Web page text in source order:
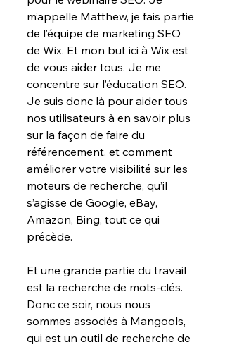
m’appelle Matthew, je fais partie
de l’équipe de marketing SEO
de Wix. Et mon but ici à Wix est
de vous aider tous. Je me
concentre sur l’éducation SEO.
Je suis donc là pour aider tous
nos utilisateurs à en savoir plus
sur la façon de faire du
référencement, et comment
améliorer votre visibilité sur les
moteurs de recherche, qu’il
s’agisse de Google, eBay,
Amazon, Bing, tout ce qui
précède.
Et une grande partie du travail
est la recherche de mots-clés.
Donc ce soir, nous nous
sommes associés à Mangools,
qui est un outil de recherche de